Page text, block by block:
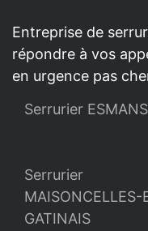
Entreprise de
répondre à vos
en urgence pas
Serrurier ESMANS
Serrurier
MAISONCELLES-
GATINAIS